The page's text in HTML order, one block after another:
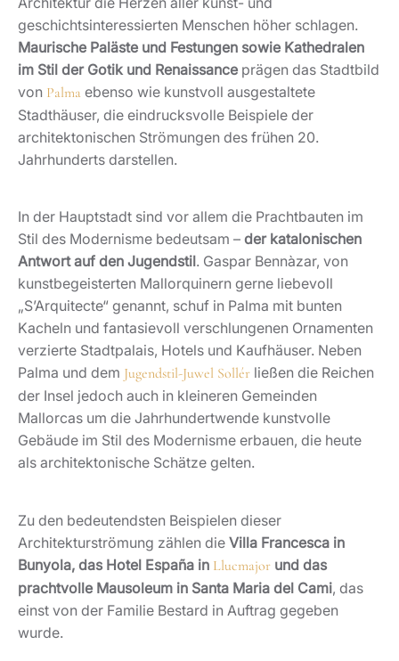
geschichtsinteressierten Menschen höher schlagen.
Maurische Paläste und Festungen sowie Kathedralen
im Stil der Gotik und Renaissance prägen das Stadtbild
von Palma ebenso wie kunstvoll ausgestaltete
Stadthäuser, die eindrucksvolle Beispiele der
architektonischen Strömungen des frühen 20.
Jahrhunderts darstellen.
In der Hauptstadt sind vor allem die Prachtbauten im
Stil des Modernisme bedeutsam – der katalonischen
Antwort auf den Jugendstil. Gaspar Bennàzar, von
kunstbegeisterten Mallorquinern gerne liebevoll
„S’Arquitecte“ genannt, schuf in Palma mit bunten
Kacheln und fantasievoll verschlungenen Ornamenten
verzierte Stadtpalais, Hotels und Kaufhäuser. Neben
Palma und dem Jugendstil-Juwel Sollér ließen die Reichen
der Insel jedoch auch in kleineren Gemeinden
Mallorcas um die Jahrhundertwende kunstvolle
Gebäude im Stil des Modernisme erbauen, die heute
als architektonische Schätze gelten.
Zu den bedeutendsten Beispielen dieser
Architekturströmung zählen die Villa Francesca in
Bunyola, das Hotel España in Llucmajor und das
prachtvolle Mausoleum in Santa Maria del Cami, das
einst von der Familie Bestard in Auftrag gegeben
wurde.